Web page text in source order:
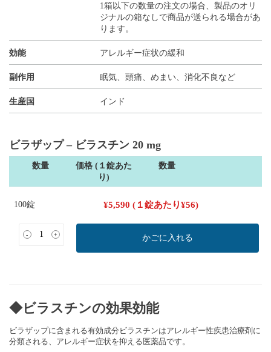
1箱以下の数量の注文の場合、製品のオリ
ジナルの箱なしで商品が送られる場合があ
ります。
効能 アレルギー症状の緩和
副作用 眠気、頭痛、めまい、消化不良など
生産国 インド
ビラザップ – ビラスチン 20 mg
数量
価格 (１錠あた
り)
数量
100錠 ¥5,590 (１錠あたり¥56)
- + かごに入れる
◆ビラスチンの効果効能
ビラザップに含まれる有効成分ビラスチンはアレルギー性疾患治療剤に
分類される、アレルギー症状を抑える医薬品です。